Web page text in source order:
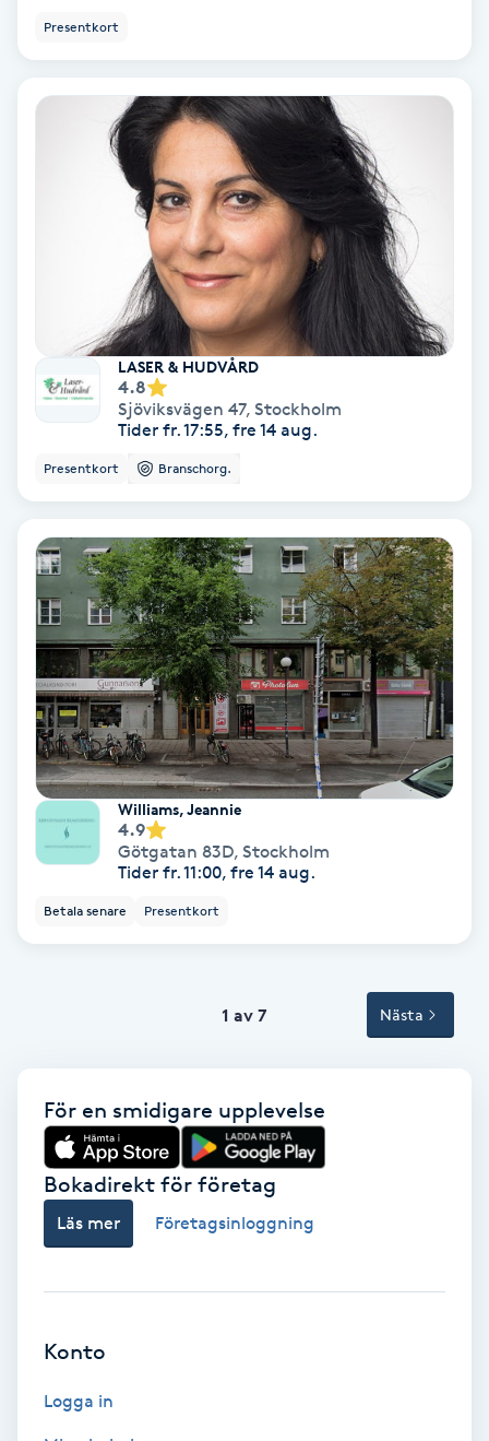
Stylist
Svensk massage
Svettbehandling
Tuina-massage
Taktil massage
Tandblekning
Tandläkare
Tatuering
Tatueringsborttagning
Terapi
Thaimassage
Toning
Trådning
Träning
Tvätt & Fön
Presentkort
LASER & HUDVÅRD
4.8
Sjöviksvägen 47, Stockholm
Tider fr. 17:55, fre 14 aug.
Presentkort Branschorg.
Williams, Jeannie
4.9
Götgatan 83D, Stockholm
Tider fr. 11:00, fre 14 aug.
Betala senare Presentkort
1 av 7 Nästa
För en smidigare upplevelse
Bokadirekt för företag
Läs mer Företagsinloggning
Konto
Logga in